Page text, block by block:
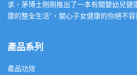
求，茅博士剛剛推出了一本有關嬰幼兒健
康的整全生活”，關心子女健康的你絕不
產品系列
產品功效